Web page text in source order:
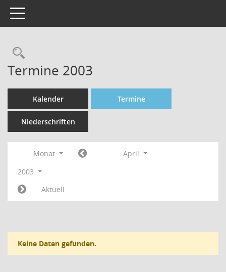
Toggle navigation
Rechercheauswahl
Termine 2003
Kalender Termine
Niederschriften
Monat
April
2003
Aktuell
Keine Daten gefunden.